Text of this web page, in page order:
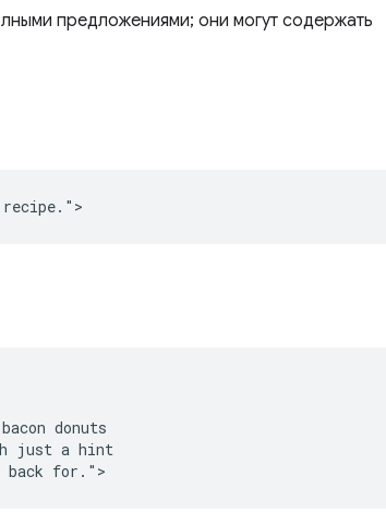
предложениями; они могут содержать
recipe.">
donuts
just a hint
back for.">